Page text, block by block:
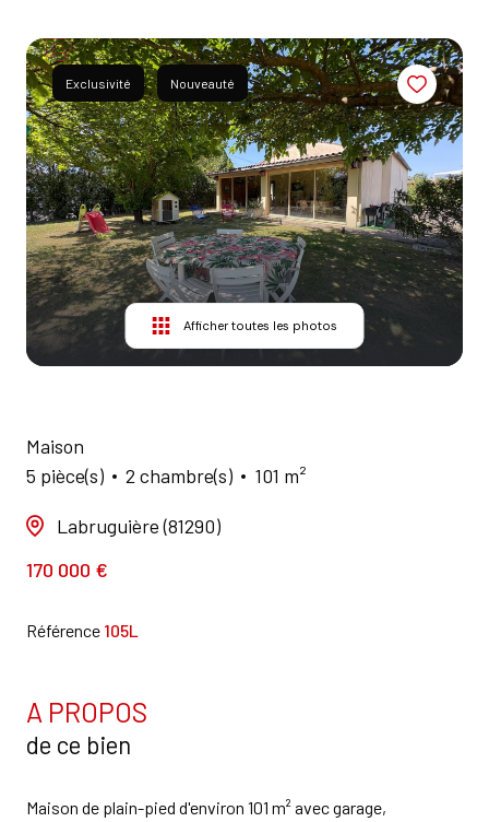
AGENCES
CONTACT
Exclusivité Nouveauté
Afficher toutes les photos
Maison
5 pièce(s)
2 chambre(s) 101 m²
Labruguière (81290)
170 000 €
Référence 105L
A PROPOS
de ce bien
Maison de plain-pied d'environ 101 m² avec garage,